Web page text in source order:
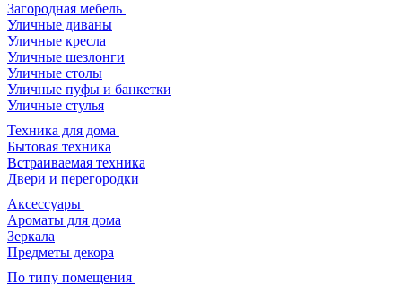
Загородная мебель
Уличные диваны
Уличные кресла
Уличные шезлонги
Уличные столы
Уличные пуфы и банкетки
Уличные стулья
Техника для дома
Бытовая техника
Встраиваемая техника
Двери и перегородки
Аксессуары
Ароматы для дома
Зеркала
Предметы декора
По типу помещения